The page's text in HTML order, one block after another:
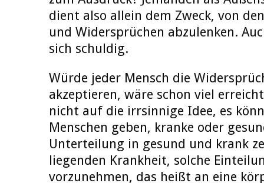
dient also allein dem Zweck, von
und Widersprüchen abzulenken.
sich schuldig.
Würde jeder Mensch die
akzeptieren, wäre schon viel
nicht auf die irrsinnige Idee, es
Menschen geben, kranke oder
Unterteilung in gesund und krank
liegenden Krankheit, solche
vorzunehmen, das heißt an eine